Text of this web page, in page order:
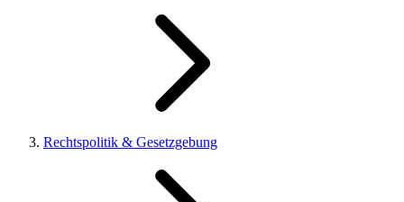
Rechtspolitik & Gesetzgebung